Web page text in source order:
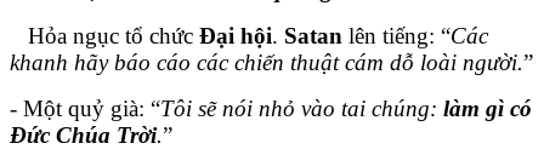
Hỏa ngục tổ chức Đại hội. Satan lên tiếng: “Các
khanh hãy báo cáo các chiến thuật cám dỗ loài người.”
- Một quỷ già: “Tôi sẽ nói nhỏ vào tai chúng: làm gì có
Đức Chúa Trời.”